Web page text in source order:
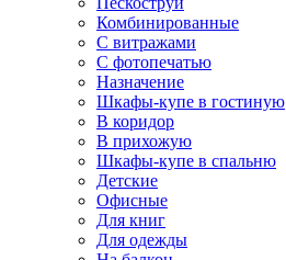
Комбинированные
С витражами
С фотопечатью
Назначение
Шкафы-купе в гостиную
В коридор
В прихожую
Шкафы-купе в спальню
Детские
Офисные
Для книг
Для одежды